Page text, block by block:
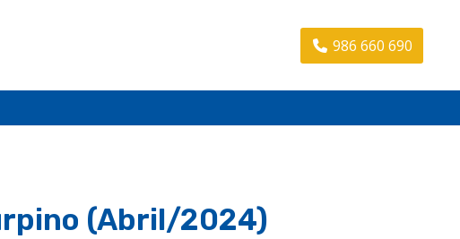
986 660 690
(Abril/2024)